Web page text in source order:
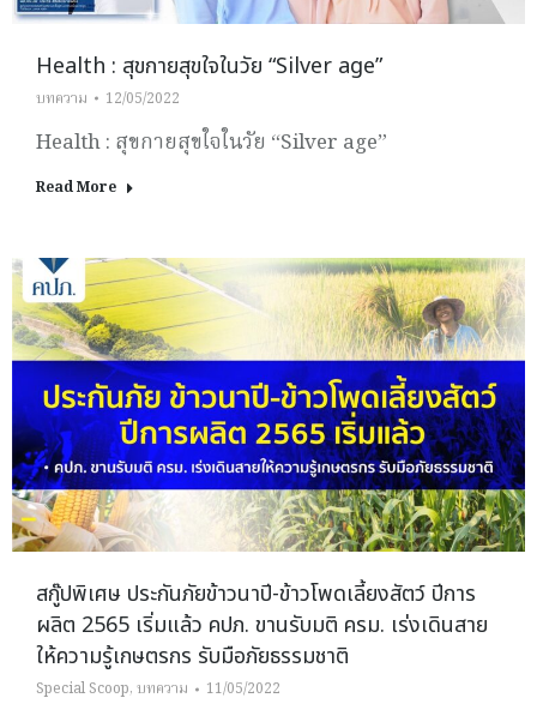
Health : สุขกายสุขใจในวัย “Silver age”
บทความ 12/05/2022
Health : สุขกายสุขใจในวัย “Silver age”
Read More
สกู๊ปพิเศษ ประกันภัยข้าวนาปี-ข้าวโพดเลี้ยงสัตว์ ปีการ
ผลิต 2565 เริ่มแล้ว คปภ. ขานรับมติ ครม. เร่งเดินสาย
ให้ความรู้เกษตรกร รับมือภัยธรรมชาติ
Special Scoop, บทความ 11/05/2022